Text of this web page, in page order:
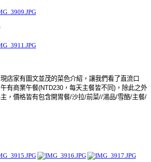
店家有圖文並茂的菜色介紹，讓我們看了直流口
有商業午餐(NTD230 ，每天主餐皆不同 ) ，除此之外
，價格皆有包含開胃餐/沙拉/前菜//湯品/雪酪/主餐/